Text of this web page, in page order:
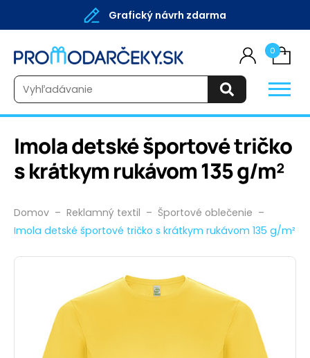
Grafický návrh zdarma
0
Vyhľadávanie
Imola detské športové tričko
s krátkym rukávom 135 g/m²
Domov – Reklamný textil – Športové oblečenie –
Imola detské športové tričko s krátkym rukávom 135 g/m²